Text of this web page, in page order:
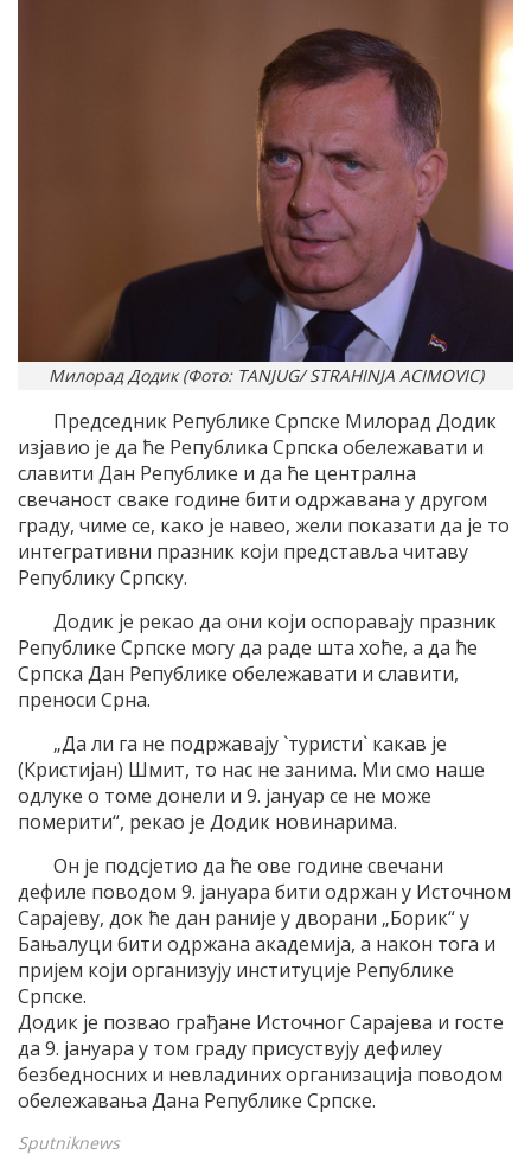
Милорад Додик (Фото: TANJUG/ STRAHINJA ACIMOVIC)
Председник Републике Српске Милорад Додик
изјавио је да ће Република Српска обележавати и
славити Дан Републике и да ће централна
свечаност сваке године бити одржавана у другом
граду, чиме се, како је навео, жели показати да је то
интегративни празник који представља читаву
Републику Српску.
Додик је рекао да они који оспоравају празник
Републике Српске могу да раде шта хоће, а да ће
Српска Дан Републике обележавати и славити,
преноси Срна.
„Да ли га не подржавају `туристи` какав је
(Кристијан) Шмит, то нас не занима. Ми смо наше
одлуке о томе донели и 9. јануар се не може
померити“, рекао је Додик новинарима.
Он је подсјетио да ће ове године свечани
дефиле поводом 9. јануара бити одржан у Источном
Сарајеву, док ће дан раније у дворани „Борик“ у
Бањалуци бити одржана академија, а након тога и
пријем који организују институције Републике
Српске.
Додик је позвао грађане Источног Сарајева и госте
да 9. јануара у том граду присуствују дефилеу
безбедносних и невладиних организација поводом
обележавања Дана Републике Српске.
Sputniknews